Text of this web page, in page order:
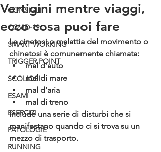
CONSIGLI
COVID-19
SMART WORKING
TRIGGER POINT
SCOLIOSI
ESAMI
ESERCIZI
PATOLOGIE
RUNNING
Vertigini mentre viaggi,
ecco cosa puoi fare
La cinetosi o malattia del movimento o
chinetosi è comunemente chiamata:
mal d’auto
mal di mare
mal d’aria
mal di treno
include una serie di disturbi che si
manifestano quando ci si trova su un
mezzo di trasporto.